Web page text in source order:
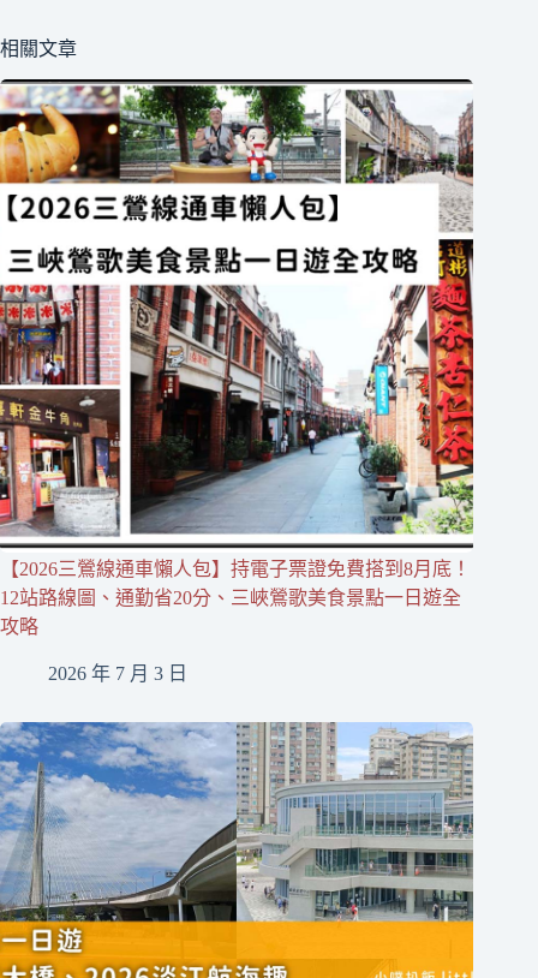
相關文章
【2026三鶯線通車懶人包】持電子票證免費搭到8月底！
12站路線圖、通勤省20分、三峽鶯歌美食景點一日遊全
攻略
2026 年 7 月 3 日